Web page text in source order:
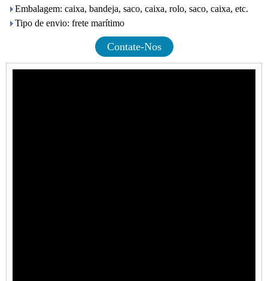
Embalagem: caixa, bandeja, saco, caixa, rolo, saco, caixa, etc.
Tipo de envio: frete marítimo
Contate-Nos